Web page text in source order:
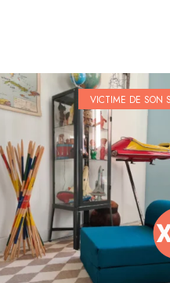
VICTIME DE SON